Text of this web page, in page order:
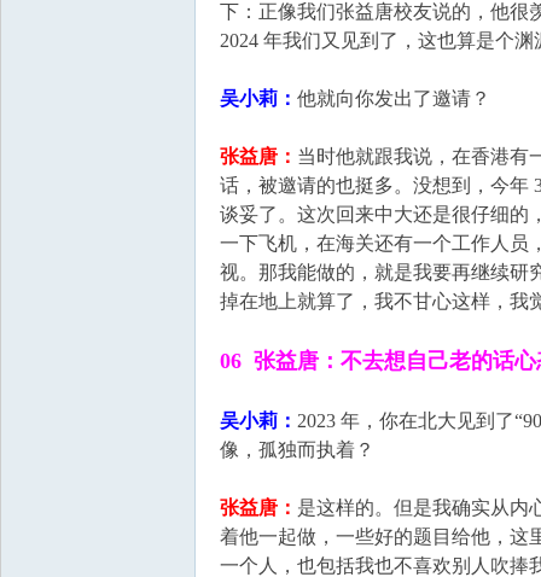
下：正像我们张益唐校友说的，他很
2024 年我们又见到了，这也算是个渊
吴小莉： 他就向你发出了邀请？
张益唐： 当时他就跟我说，在香港有
话，被邀请的也挺多。没想到，今年
谈妥了。这次回来中大还是很仔细的
一下飞机，在海关还有一个工作人员
视。那我能做的，就是我要再继续研
掉在地上就算了，我不甘心这样，我
06 张益唐：不去想自己老的话
吴小莉： 2023 年，你在北大见到了
像，孤独而执着？
张益唐： 是这样的。但是我确实从内
着他一起做，一些好的题目给他，这
一个人，也包括我也不喜欢别人吹捧